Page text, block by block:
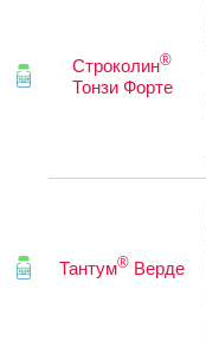
Строколин®
Тонзи Форте
Тантум® Верде